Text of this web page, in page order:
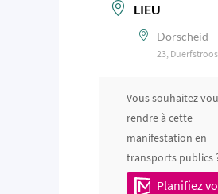
LIEU
Dorscheid
23,
Vous souhaitez
rendre à cette
manifestation en
transports publics
Planifiez